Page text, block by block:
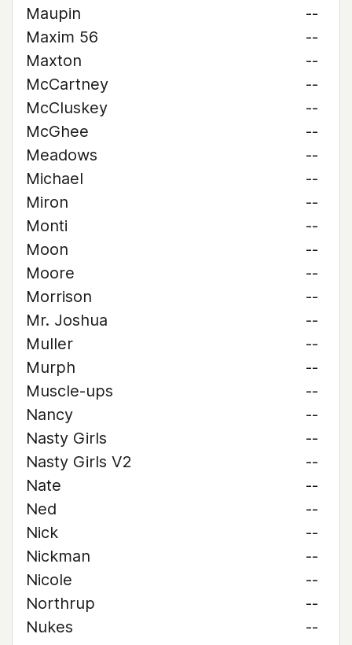
Maupin
--
Maxim 56
--
Maxton
--
McCartney
--
McCluskey
--
McGhee
--
Meadows
--
Michael
--
Miron
--
Monti
--
Moon
--
Moore
--
Morrison
--
Mr. Joshua
--
Muller
--
Murph
--
Muscle-ups
--
Nancy
--
Nasty Girls
--
Nasty Girls V2
--
Nate
--
Ned
--
Nick
--
Nickman
--
Nicole
--
Northrup
--
Nukes
--